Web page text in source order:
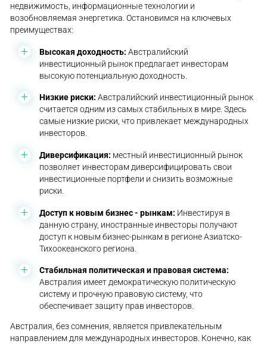
недвижимость, информационные технологии и
возобновляемая энергетика. Остановимся на ключевых
преимуществах:
Высокая доходность: Австралийский
инвестиционный рынок предлагает инвесторам
высокую потенциальную доходность.
Низкие риски: Австралийский инвестиционный рынок
считается одним из самых стабильных в мире. Здесь
самые низкие риски, что привлекает международных
инвесторов.
Диверсификация: местный инвестиционный рынок
позволяет инвесторам диверсифицировать свои
инвестиционные портфели и снизить возможные
риски.
Доступ к новым бизнес - рынкам: Инвестируя в
данную страну, иностранные инвесторы получают
доступ к новым бизнес-рынкам в регионе Азиатско-
Тихоокеанского региона.
Стабильная политическая и правовая система:
Австралия имеет демократическую политическую
систему и прочную правовую систему, что
обеспечивает защиту прав инвесторов.
Австралия, без сомнения, является привлекательным
направлением для международных инвесторов. Конечно, как